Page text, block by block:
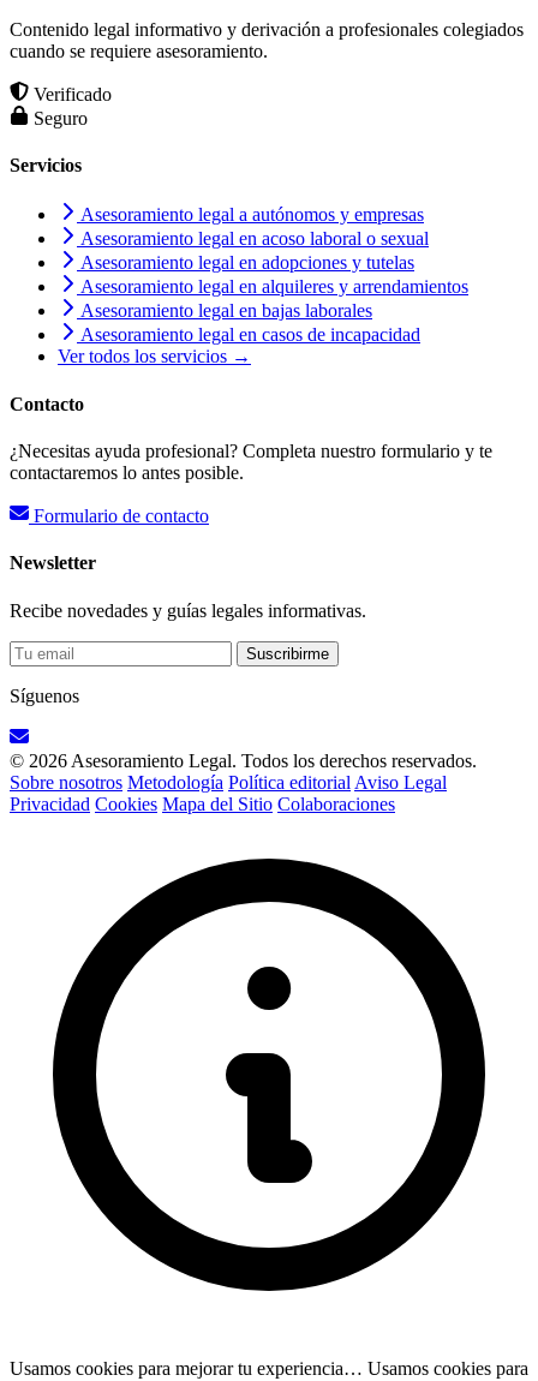
Contenido legal informativo y derivación a profesionales colegiados
cuando se requiere asesoramiento.
Verificado
Seguro
Servicios
Asesoramiento legal a autónomos y empresas
Asesoramiento legal en acoso laboral o sexual
Asesoramiento legal en adopciones y tutelas
Asesoramiento legal en alquileres y arrendamientos
Asesoramiento legal en bajas laborales
Asesoramiento legal en casos de incapacidad
Ver todos los servicios →
Contacto
¿Necesitas ayuda profesional? Completa nuestro formulario y te
contactaremos lo antes posible.
Formulario de contacto
Newsletter
Recibe novedades y guías legales informativas.
Suscribirme
Síguenos
© 2026 Asesoramiento Legal. Todos los derechos reservados.
Sobre nosotros Metodología Política editorial Aviso Legal
Privacidad Cookies Mapa del Sitio Colaboraciones
Usamos cookies para mejorar tu experiencia… Usamos cookies para